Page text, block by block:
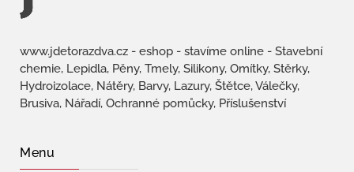
www.jdetorazdva.cz - eshop - stavíme online - Stavební
chemie, Lepidla, Pěny, Tmely, Silikony, Omítky, Stěrky,
Hydroizolace, Nátěry, Barvy, Lazury, Štětce, Válečky,
Brusiva, Nářadí, Ochranné pomůcky, Příslušenství
Menu